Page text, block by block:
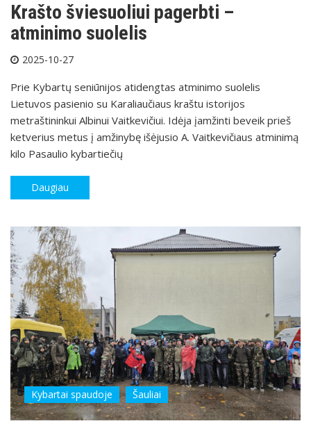
Krašto šviesuoliui pagerbti –
atminimo suolelis
2025-10-27
Prie Kybartų seniūnijos atidengtas atminimo suolelis
Lietuvos pasienio su Karaliaučiaus kraštu istorijos
metraštininkui Albinui Vaitkevičiui. Idėja įamžinti beveik prieš
ketverius metus į amžinybę išėjusio A. Vaitkevičiaus atminimą
kilo Pasaulio kybartiečių
Daugiau
Kybartai spaudoje Šauliai